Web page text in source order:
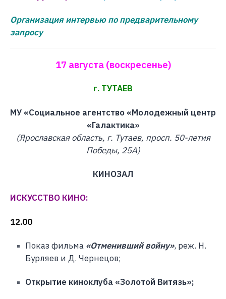
Организация интервью по предварительному
запросу
17 августа (воскресенье)
г. ТУТАЕВ
МУ «Социальное агентство «Молодежный центр
«Галактика»
(Ярославская область, г. Тутаев, просп. 50-летия
Победы, 25А)
КИНОЗАЛ
ИСКУССТВО КИНО:
12.00
Показ фильма «Отменивший войну», реж. Н.
Бурляев и Д. Чернецов;
Открытие киноклуба «Золотой Витязь»;